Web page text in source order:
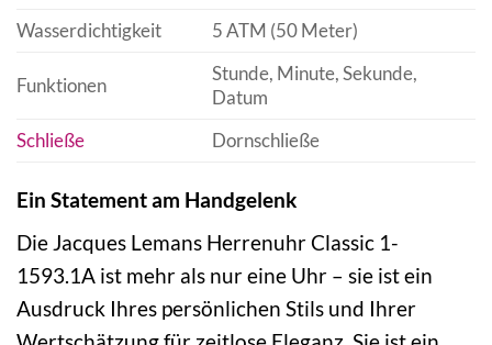
Wasserdichtigkeit
5 ATM (50 Meter)
Funktionen
Stunde, Minute, Sekunde,
Datum
Schließe
Dornschließe
Ein Statement am Handgelenk
Die Jacques Lemans Herrenuhr Classic 1-
1593.1A ist mehr als nur eine Uhr – sie ist ein
Ausdruck Ihres persönlichen Stils und Ihrer